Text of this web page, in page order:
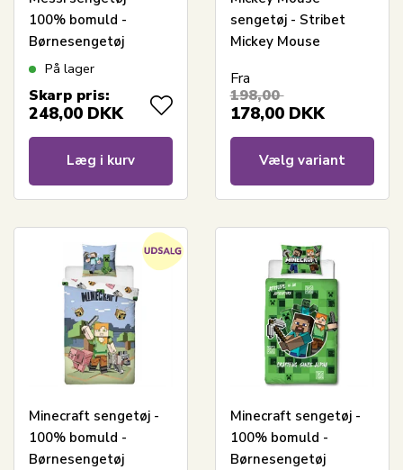
100% bomuld -
Børnesengetøj
140x200 cm - Pink
På lager
Skarp pris:
248,00 DKK
Læg i kurv
sengetøj - Stribet
Mickey Mouse
bomulds sengelinned
Fra
198,00
178,00 DKK
Vælg variant
Minecraft sengetøj -
100% bomuld -
Børnesengetøj
Minecraft sengetøj -
100% bomuld -
Børnesengetøj